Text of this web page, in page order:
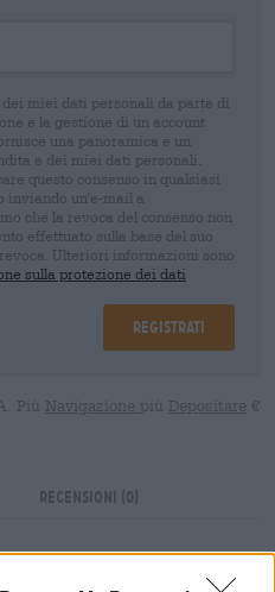
miei dati personali da parte di
e la gestione di un account
una panoramica e un
e dei miei dati personali.
questo consenso in qualsiasi
inviando un'e-mail a
che la revoca del consenso non
effettuato sulla base del suo
Ulteriori informazioni sono
sulla protezione dei dati
Registrati
Più Navigazione più Depositare €
Recensioni (0)